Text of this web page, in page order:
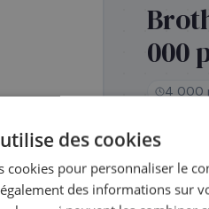
000
4 000
Coût
des cookies
cookies pour personnaliser le
des informations sur